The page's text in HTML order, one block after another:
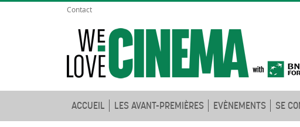
Contact
ACCUEIL LES AVANT-PREMIÈRES EVÈNEMENTS SE